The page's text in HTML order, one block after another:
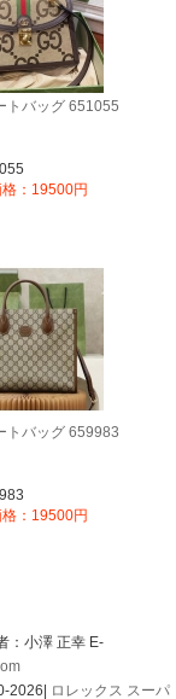
トバッグ 651055
格：19500円
トバッグ 659983
格：19500円
：小澤 正幸 E-
2026| ロレックス スーパ